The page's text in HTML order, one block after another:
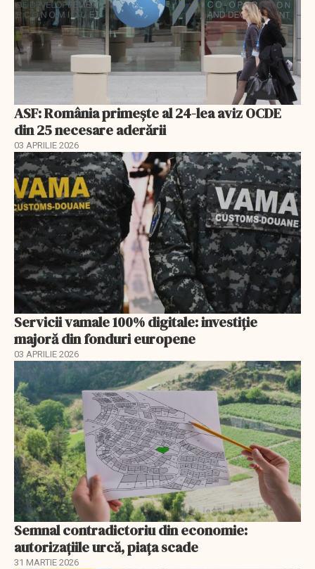
ASF: România primește al 24-lea aviz OCDE
din 25 necesare aderării
03 APRILIE 2026
Servicii vamale 100% digitale: investiție
majoră din fonduri europene
03 APRILIE 2026
Semnal contradictoriu din economie:
autorizațiile urcă, piața scade
31 MARTIE 2026